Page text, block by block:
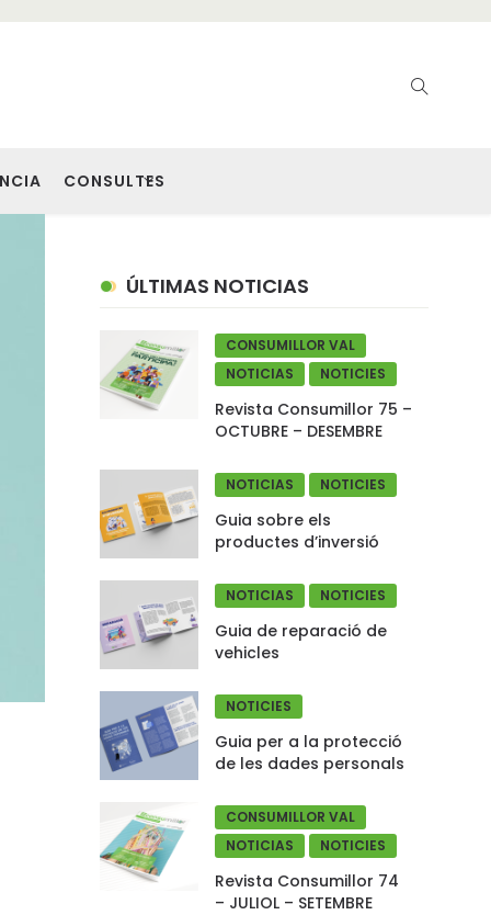
CONSULTES
ÚLTIMAS NOTICIAS
CONSUMILLOR VAL
NOTICIAS
NOTICIES
Revista Consumillor 75 –
OCTUBRE – DESEMBRE
NOTICIAS NOTICIES
Guia sobre els
productes d’inversió
NOTICIAS NOTICIES
Guia de reparació de
vehicles
NOTICIES
Guia per a la protecció
de les dades personals
CONSUMILLOR VAL
NOTICIAS
NOTICIES
Revista Consumillor 74
– JULIOL – SETEMBRE